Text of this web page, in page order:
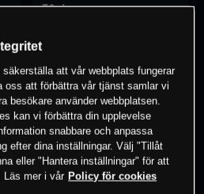
30 dagar
har en position i detta
handla
att vår webbplats fungerar
oss att förbättra vår tjänst samlar vi
besökare använder webbplatsen.
kan vi förbättra din upplevelse
snabbare och anpassa
efter dina inställningar. Välj "Tillåt
eller "Hantera inställningar" för att
Läs mer i vår Policy för cookies